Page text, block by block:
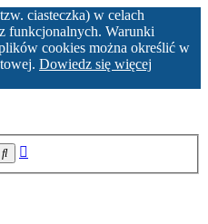
ciasteczka) w celach
funkcjonalnych. Warunki
cookies można określić w
Dowiedz się więcej
Szukaj